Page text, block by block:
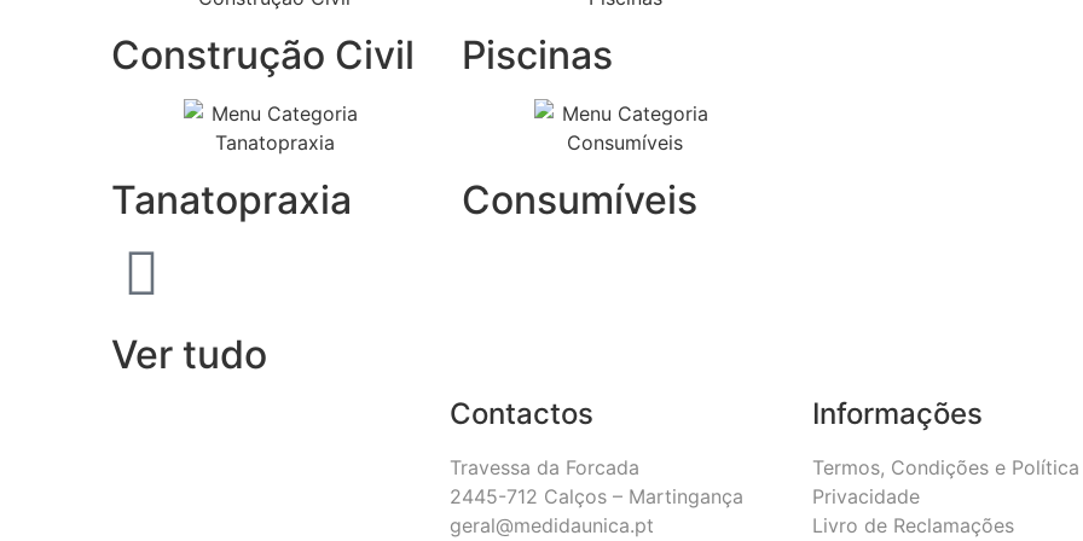
Construção Civil Piscinas
Tanatopraxia Consumíveis
Ver tudo
Contactos
Travessa da Forcada
2445-712 Calços – Martingança
geral@medidaunica.pt
Informações
Termos, Condições e
Privacidade
Livro de Reclamações